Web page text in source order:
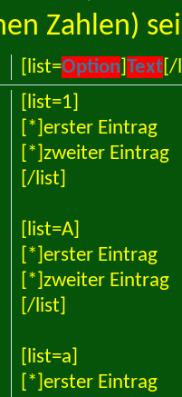
Zahlen)
[list=Option] Text[/
[list=1]
[*]erster Eintrag
[*]zweiter Eintrag
[/list]
[list=A]
[*]erster Eintrag
[*]zweiter Eintrag
[/list]
[list=a]
[*]erster Eintrag